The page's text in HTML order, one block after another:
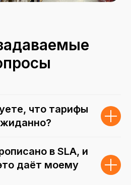
что тарифы
в SLA, и
даёт моему